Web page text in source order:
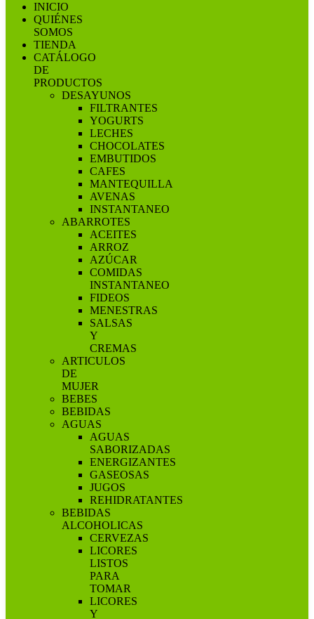
INICIO
QUIÉNES
SOMOS
TIENDA
CATÁLOGO
DE
PRODUCTOS
DESAYUNOS
FILTRANTES
YOGURTS
LECHES
CHOCOLATES
EMBUTIDOS
CAFES
MANTEQUILLA
AVENAS
INSTANTANEO
ABARROTES
ACEITES
ARROZ
AZÚCAR
COMIDAS
INSTANTANEO
FIDEOS
MENESTRAS
SALSAS
Y
CREMAS
ARTICULOS
DE
MUJER
BEBES
BEBIDAS
AGUAS
AGUAS
SABORIZADAS
ENERGIZANTES
GASEOSAS
JUGOS
REHIDRATANTES
BEBIDAS
ALCOHOLICAS
CERVEZAS
LICORES
LISTOS
PARA
TOMAR
LICORES
Y